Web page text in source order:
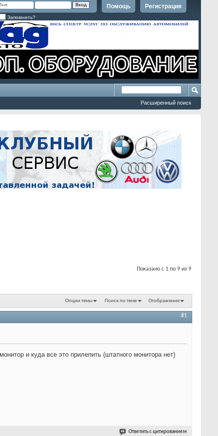
Регистрация
Помощь
Запомнить?
Расширенный поиск
Показано с 1 по 9 из 9
Опции темы Поиск по теме Отображение
#1
и куда все это прилепить (штатного монитора нет)
Ответить с цитированием